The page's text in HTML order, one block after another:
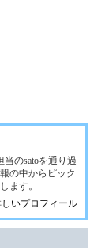
当のsatoを通り過
の中からピック
ます。
しいプロフィール